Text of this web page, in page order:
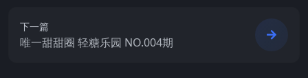
下一篇
唯一甜甜圈 轻糖乐园 NO.004期